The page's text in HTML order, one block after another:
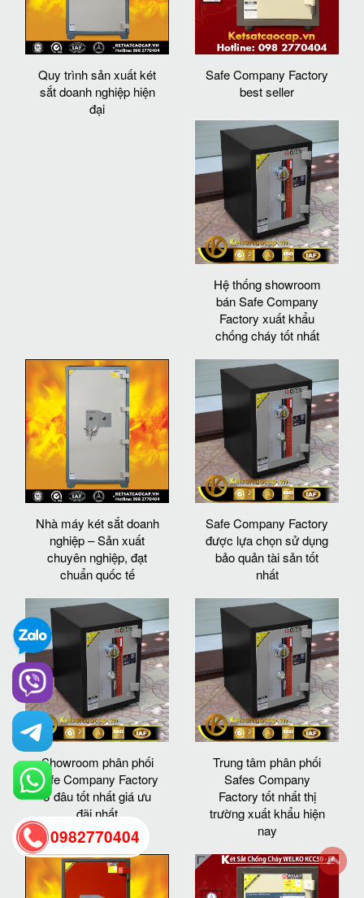
Quy trình sản xuất két
sắt doanh nghiệp hiện
đại
Safe Company Factory
best seller
Hệ thống showroom
bán Safe Company
Factory xuất khẩu
chống cháy tốt nhất
Nhà máy két sắt doanh
nghiệp – Sản xuất
chuyên nghiệp, đạt
chuẩn quốc tế
Safe Company Factory
được lựa chọn sử dụng
bảo quản tài sản tốt
nhất
Showroom phân phối
Safe Company Factory
ở đâu tốt nhất giá ưu
đãi nhất
Trung tâm phân phối
Safes Company
Factory tốt nhất thị
trường xuất khẩu hiện
nay
0982770404